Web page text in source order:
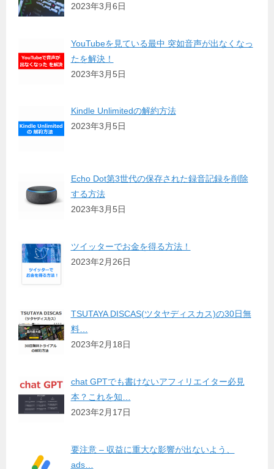
2023年3月6日
YouTubeを見ている最中 突如音声が出なくなっ
たを解決！
2023年3月5日
Kindle Unlimitedの解約方法
2023年3月5日
Echo Dot第3世代の保存された録音記録を削除
する方法
2023年3月5日
ツイッターでお金を得る方法！
2023年2月26日
TSUTAYA DISCAS(ツタヤディスカス)の30日無
料…
2023年2月18日
chat GPTでも書けないアフィリエイター必見
本？これを知…
2023年2月17日
要注意 – 収益に重大な影響が出ないよう、
ads…